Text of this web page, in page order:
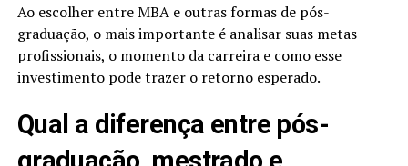
Ao escolher entre MBA e outras formas de pós-
graduação, o mais importante é analisar suas metas
profissionais, o momento da carreira e como esse
investimento pode trazer o retorno esperado.
Qual a diferença entre pós-